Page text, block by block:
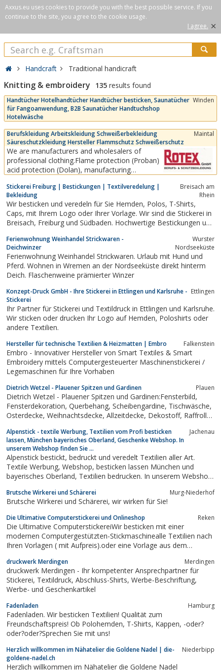
Axxus.eu uses cookies to provide you with the best possible service. If you
continue to the site, you agree to the cookie usage.
I agree. ×
Handcraft Traditional handicraft
Knitting & embroidery 135 results found
Handtücher Hotelhandtücher Handtücher besticken, Saunatücher
für Fangoanwendung, B2B Saunatücher Handtuchshop
Hotelwäsche
Winden
Berufskleidung Arbeitskleidung Schweißerbekleidung
Säureschutzkleidung Hersteller Flammschutz Schweißerschutz
Maintal
We are manufacturers and wholesalers of
professional clothing.Flame protection (Proban)
acid protection (Dolan), manufacturing
shirts, outdoor, faschion, leisure, logos, names,
embroidered, printed, winter clothes, all around
the occupational health and safety.Each...
Stickerei Freiburg | Bestickungen | Textilveredelung |
Bekleidung
Breisach am
Rhein
Wir besticken und veredeln für Sie Hemden, Polos, T-Shirts,
Caps, mit Ihrem Logo oder Ihrer Vorlage. Wir sind die Stickerei in
Breisach, Freiburg und Südbaden. Hochwertige Bestickungen und
Ferienwohnung Weinhandel Strickwaren -
Deichwinzer
Wurster
Nordseeküste
Ferienwohnung Weinhandel Strickwaren. Urlaub mit Hund und
Pferd. Wohnen in Wremen an der Nordseeküste direkt hinterm
Deich. Flaschenweine prämierter Winzer
Konzept-Druck GmbH - Ihre Stickerei in Ettlingen und Karlsruhe -
Stickerei
Ettlingen
Ihr Partner für Stickerei und Textildruck in Ettlingen und Karlsruhe.
Wir sticken oder drucken Ihr Logo auf Hemden, Poloshirts oder
andere Textilien.
Hersteller für technische Textilien & Heizmatten | Embro Falkenstein
Embro - Innovativer Hersteller von Smart Textiles & Smart
Embroidery mittels Computergesteuerter Maschinenstickerei /
Legemaschinen für Ihre Vorhaben
Dietrich Wetzel - Plauener Spitzen und Gardinen Plauen
Dietrich Wetzel - Plauener Spitzen und Gardinen:Fensterbild,
Fensterdekoration, Querbehang, Scheibengardine, Tischwäsche,
Osterdecke, Weihnachtsdecke, Allzeitdecke, Dekostoff, Raffrollo,
Tischdecke, Stickerei, Plauener Spitze, Luftspitze,...
Alpenstick - textile Werbung, Textilien vom Profi besticken
lassen, München bayerisches Oberland, Geschenke Webshop. In
unserem Webshop finden Sie ...
Jachenau
Alpenstick bestickt, bedruckt und veredelt Textilien aller Art.
Textile Werbung, Webshop, besticken lassen München und
bayerisches Oberland, Textilien bedrucken. In unserem Webshop
Brutsche Wirkerei und Schärerei Murg-Niederhof
Brutsche Wirkerei und Schärerei, wir wirken für Sie!
Die Ultimative Computerstickerei und Onlineshop Reken
Die Ultimative ComputerstickereiWir besticken mit einer
modernen Computergestützten-Stickmaschinealle Textilien nach
Ihren Vorlagen ( mit Aufpreis).oder eine Vorlage aus dem
Frotteewaren etc.Aus ca. 2000 vorgefertigten Bildern und etwa
50 Schriften können...
druckwerk Merdingen Merdingen
druckwerk Merdingen - Ihr kompetenter Ansprechpartner für
Stickerei, Textildruck, Abschluss-Shirts, Werbe-Beschriftung,
Werbe- und Geschenkartikel
Fadenladen Hamburg
Fadenladen. Wir besticken Textilien! Qualität zum
Freundschaftspreis! Ob Polohemden, T-Shirts, Kappen, -oder?
oder?oder?Sprechen Sie mit uns!
Herzlich willkommen im Nähatelier die Goldene Nadel | die-
goldene-nadel.ch
Niederbipp
Herzlich willkommen im Nähatelier die Goldene Nadel